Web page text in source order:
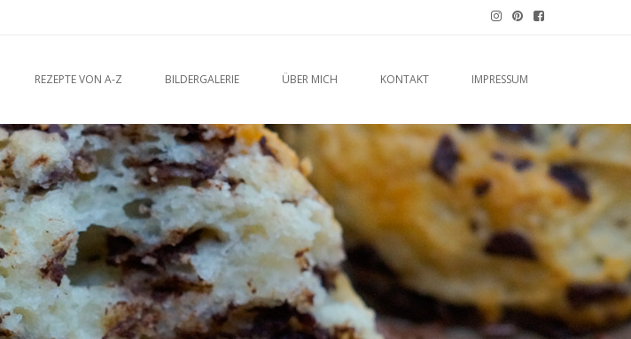
REZEPTE VON A-Z BILDERGALERIE ÜBER MICH KONTAKT IMPRESSUM